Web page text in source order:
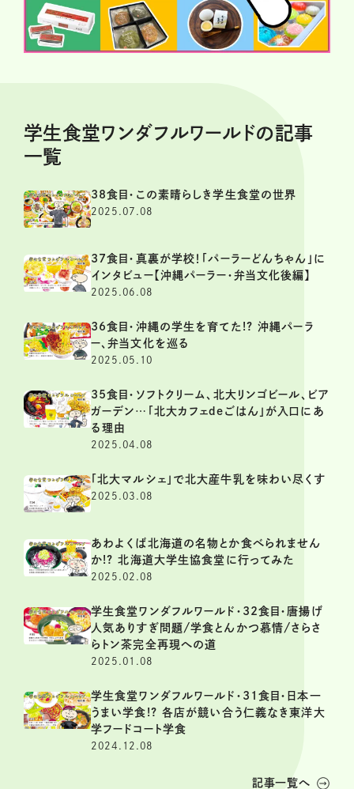
学生食堂ワンダフルワールドの記事
一覧
38食目・この素晴らしき学生食堂の世界
2025.07.08
37食目・真裏が学校！「パーラーどんちゃん」に
インタビュー【沖縄パーラー・弁当文化後編】
2025.06.08
36食目・沖縄の学生を育てた!? 沖縄パーラ
ー、弁当文化を巡る
2025.05.10
35食目・ソフトクリーム、北大リンゴビール、ビア
ガーデン…「北大カフェdeごはん」が入口にあ
る理由
2025.04.08
「北大マルシェ」で北大産牛乳を味わい尽くす
2025.03.08
あわよくば北海道の名物とか食べられません
か!? 北海道大学生協食堂に行ってみた
2025.02.08
学生食堂ワンダフルワールド・32食目・唐揚げ
人気ありすぎ問題/学食とんかつ慕情/さらさ
らトン茶完全再現への道
2025.01.08
学生食堂ワンダフルワールド・31食目・日本一
うまい学食!? 各店が競い合う仁義なき東洋大
学フードコート学食
2024.12.08
記事一覧へ